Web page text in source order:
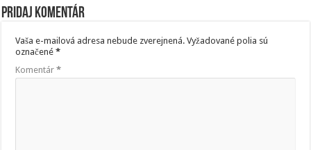
Pridaj komentár
Vaša e-mailová adresa nebude zverejnená. Vyžadované polia sú
označené*
Komentár*